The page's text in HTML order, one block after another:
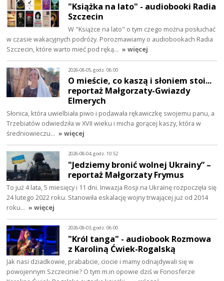
"Książka na lato" - audiobooki Radia
Szczecin
W "Książce na lato" o tym czego można posłuchać
w czasie wakacyjnych podróży. Porozmawiamy o audiobookach Radia
Szczecin, które warto mieć pod ręką… » więcej
2026-08-05, godz. 06:00
O mieście, co kaszą i słoniem stoi...
reportaż Małgorzaty-Gwiazdy
Elmerych
Słonica, która uwielbiała piwo i podawała rękawiczkę swojemu panu, a
Trzebiatów odwiedziła w XVII wieku i micha gorącej kaszy, która w
średniowieczu… » więcej
2026-08-04, godz. 10:52
"Jedziemy bronić wolnej Ukrainy” –
reportaż Małgorzaty Frymus
To już 4 lata, 5 miesięcy i 11 dni. Inwazja Rosji na Ukrainę rozpoczęła się
24 lutego 2022 roku. Stanowiła eskalację wojny trwającej już od 2014
roku… » więcej
2026-08-03, godz. 06:00
"Król tanga" - audiobook Rozmowa
z Karoliną Ćwiek-Rogalską
Jak nasi dziadkowie, prababcie, ciocie i mamy odnajdywali się w
powojennym Szczecinie? O tym m.in opowie dziś w Fonosferze